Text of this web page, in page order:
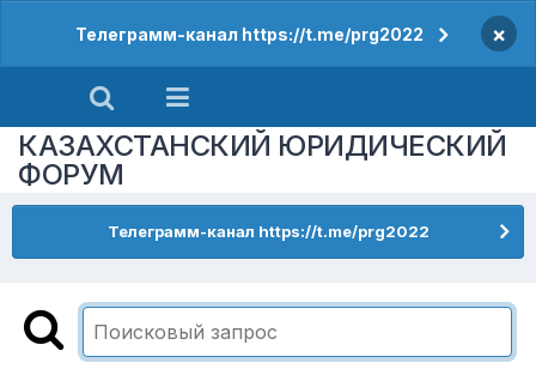
Телеграмм-канал https://t.me/prg2022 ×
КАЗАХСТАНСКИЙ ЮРИДИЧЕСКИЙ
ФОРУМ
Телеграмм-канал https://t.me/prg2022